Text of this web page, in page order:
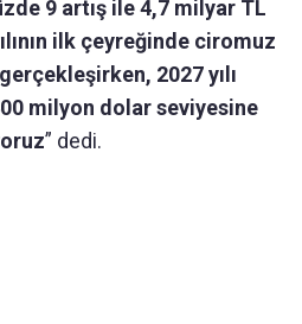
9 artış ile 4,7 milyar TL
ilk çeyreğinde ciromuz
2027 yılı
milyon dolar seviyesine
” dedi.